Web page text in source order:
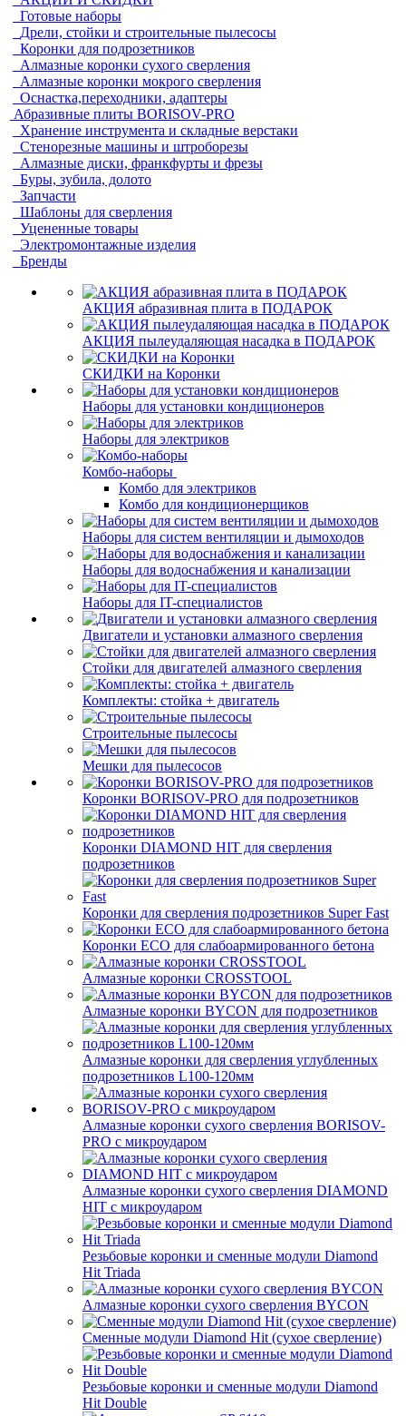
Готовые наборы
Дрели, стойки и строительные пылесосы
Коронки для подрозетников
Алмазные коронки сухого сверления
Алмазные коронки мокрого сверления
Оснастка,переходники, адаптеры
Абразивные плиты BORISOV-PRO
Хранение инструмента и складные верстаки
Стенорезные машины и штроборезы
Алмазные диски, франкфурты и фрезы
Буры, зубила, долото
Запчасти
Шаблоны для сверления
Уцененные товары
Электромонтажные изделия
Бренды
АКЦИЯ абразивная плита в ПОДАРОК
АКЦИЯ пылеудаляющая насадка в ПОДАРОК
СКИДКИ на Коронки
Наборы для установки кондиционеров
Наборы для электриков
Комбо-наборы
Комбо для электриков
Комбо для кондиционерщиков
Наборы для систем вентиляции и дымоходов
Наборы для водоснабжения и канализации
Наборы для IT-специалистов
Двигатели и установки алмазного сверления
Стойки для двигателей алмазного сверления
Комплекты: стойка + двигатель
Строительные пылесосы
Мешки для пылесосов
Коронки BORISOV-PRO для подрозетников
Коронки DIAMOND HIT для сверления
подрозетников
Коронки для сверления подрозетников Super Fast
Коронки ECO для слабоармированного бетона
Алмазные коронки CROSSTOOL
Алмазные коронки BYCON для подрозетников
Алмазные коронки для сверления углубленных
подрозетников L100-120мм
Алмазные коронки сухого сверления BORISOV-
PRO с микроударом
Алмазные коронки сухого сверления DIAMOND
HIT с микроударом
Резьбовые коронки и сменные модули Diamond
Hit Triada
Алмазные коронки сухого сверления BYCON
Сменные модули Diamond Hit (сухое сверление)
Резьбовые коронки и сменные модули Diamond
Hit Double